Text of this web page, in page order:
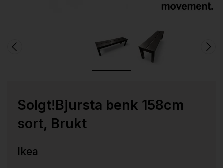
Solgt!Bjursta benk 158cm
sort, Brukt
Ikea